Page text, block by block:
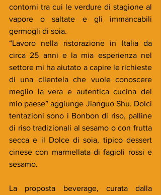
contorni tra cui le verdure di stagione al
vapore o saltate e gli immancabili
germogli di soia.
“Lavoro nella ristorazione in Italia da
circa 25 anni e la mia esperienza nel
settore mi ha aiutato a capire le richieste
di una clientela che vuole conoscere
meglio la vera e autentica cucina del
mio paese” aggiunge Jianguo Shu. Dolci
tentazioni sono i Bonbon di riso, palline
di riso tradizionali al sesamo o con frutta
secca e il Dolce di soia, tipico dessert
cinese con marmellata di fagioli rossi e
sesamo.
La proposta beverage, curata dalla